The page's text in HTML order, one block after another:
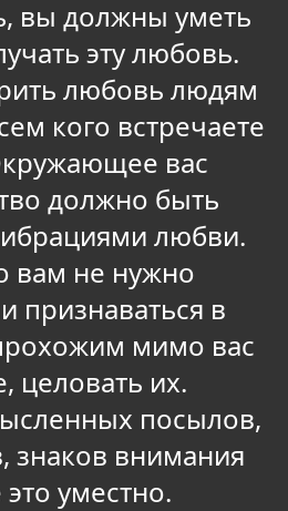
вы должны уметь
эту любовь.
любовь людям
кого встречаете
вас
должно быть
любви.
вам не нужно
признаваться в
мимо вас
целовать их.
посылов,
знаков внимания
это уместно.